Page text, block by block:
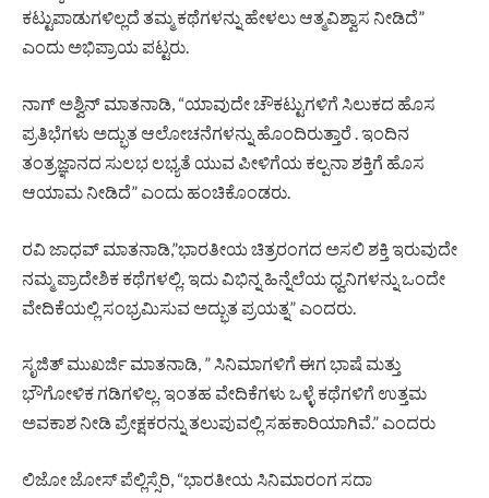
ಕಟ್ಟುಪಾಡುಗಳಿಲ್ಲದೆ ತಮ್ಮ ಕಥೆಗಳನ್ನು ಹೇಳಲು ಆತ್ಮವಿಶ್ವಾಸ ನೀಡಿದೆ”
ಎಂದು ಅಭಿಪ್ರಾಯ ಪಟ್ಟರು.
ನಾಗ್ ಅಶ್ವಿನ್ ಮಾತನಾಡಿ, “ಯಾವುದೇ ಚೌಕಟ್ಟುಗಳಿಗೆ ಸಿಲುಕದ ಹೊಸ
ಪ್ರತಿಭೆಗಳು ಅದ್ಭುತ ಆಲೋಚನೆಗಳನ್ನು ಹೊಂದಿರುತ್ತಾರೆ . ಇಂದಿನ
ತಂತ್ರಜ್ಞಾನದ ಸುಲಭ ಲಭ್ಯತೆ ಯುವ ಪೀಳಿಗೆಯ ಕಲ್ಪನಾ ಶಕ್ತಿಗೆ ಹೊಸ
ಆಯಾಮ ನೀಡಿದೆ” ಎಂದು ಹಂಚಿಕೊಂಡರು.
ರವಿ ಜಾಧವ್ ಮಾತನಾಡಿ,”ಭಾರತೀಯ ಚಿತ್ರರಂಗದ ಅಸಲಿ ಶಕ್ತಿ ಇರುವುದೇ
ನಮ್ಮ ಪ್ರಾದೇಶಿಕ ಕಥೆಗಳಲ್ಲಿ. ಇದು ವಿಭಿನ್ನ ಹಿನ್ನೆಲೆಯ ಧ್ವನಿಗಳನ್ನು ಒಂದೇ
ವೇದಿಕೆಯಲ್ಲಿ ಸಂಭ್ರಮಿಸುವ ಅದ್ಭುತ ಪ್ರಯತ್ನ” ಎಂದರು.
ಸೃಜಿತ್ ಮುಖರ್ಜಿ ಮಾತನಾಡಿ, ” ಸಿನಿಮಾಗಳಿಗೆ ಈಗ ಭಾಷೆ ಮತ್ತು
ಭೌಗೋಳಿಕ ಗಡಿಗಳಿಲ್ಲ. ಇಂತಹ ವೇದಿಕೆಗಳು ಒಳ್ಳೆ ಕಥೆಗಳಿಗೆ ಉತ್ತಮ
ಅವಕಾಶ ನೀಡಿ ಪ್ರೇಕ್ಷಕರನ್ನು ತಲುಪುವಲ್ಲಿ ಸಹಕಾರಿಯಾಗಿವೆ.” ಎಂದರು
ಲಿಜೋ ಜೋಸ್ ಪೆಲ್ಲಿಸ್ಸೆರಿ, “ಭಾರತೀಯ ಸಿನಿಮಾರಂಗ ಸದಾ